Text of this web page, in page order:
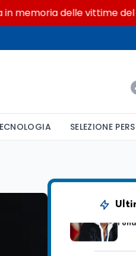
delle vittime del
SELEZIONE L'8